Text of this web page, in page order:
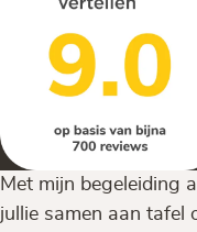
Met mijn begeleiding
jullie samen aan tafel